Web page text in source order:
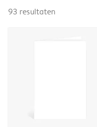
93 resultaten